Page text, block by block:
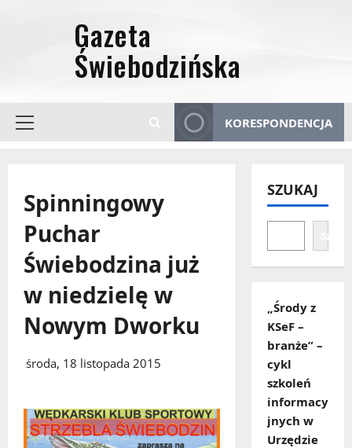
Menu
KORESPONDENCJA
Spinningowy
Puchar
Świebodzina już
w niedzielę w
Nowym Dworku
środa, 18 listopada 2015
SZUKAJ
„Środy z
KSeF –
branże” –
cykl
szkoleń
informacy
jnych w
Urzędzie